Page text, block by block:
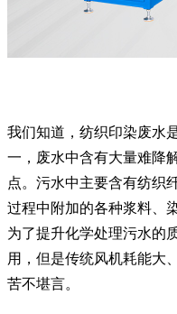
我们知道，纺织印染废水
一，废水中含有大量难降
点。污水中主要含有纺织
过程中附加的各种浆料、
为了提升化学处理污水的
用，但是传统风机耗能大
苦不堪言。